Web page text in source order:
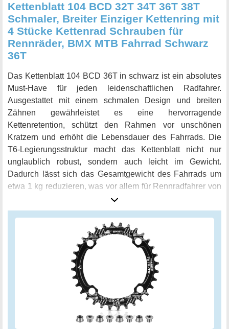
Kettenblatt 104 BCD 32T 34T 36T 38T
Schmaler, Breiter Einziger Kettenring mit
4 Stücke Kettenrad Schrauben für
Rennräder, BMX MTB Fahrrad Schwarz
36T
Das Kettenblatt 104 BCD 36T in schwarz ist ein absolutes
Must-Have für jeden leidenschaftlichen Radfahrer.
Ausgestattet mit einem schmalen Design und breiten
Zähnen gewährleistet es eine hervorragende
Kettenretention, schützt den Rahmen vor unschönen
Kratzern und erhöht die Lebensdauer des Fahrrads. Die
T6-Legierungsstruktur macht das Kettenblatt nicht nur
unglaublich robust, sondern auch leicht im Gewicht.
Dadurch lässt sich das Gesamtgewicht des Fahrrads um
etwa 1 kg reduzieren, was vor allem für Rennradfahrer von
immenser Bedeutung ist. Das Kettenblatt verfügt über 4
hochwertige Schrauben und ist kompatibel mit den meisten
104 BCD-Kurbeln. Bitte stellen Sie vor dem Kauf sicher,
dass die Anzahl der Zahnspezifikationen und die BCD
Ihrer Kurbel passen. Als praktisches Geschenk ist das
Kettenblatt eine hervorragende Wahl zu Weihnachten,
Erntedankfest oder Neujahr für Ihren Mann, Ihre Frau, Ihren
Freund, Ihre Freundin oder Ihr Kind. Machen Sie sich und
Ihrem Fahrrad eine Freude und sichern Sie sich noch
heute das Kettenblatt 104 BCD 36T in schwarz.